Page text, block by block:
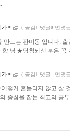
가> ( 공감1 댓글0 먼댓
만드는 판미동 입니다.
향 님 ★당첨되신 분은 꼭
가> ( 공감1 댓글1 먼댓
떻게 흔들리지 않고 살
중심을 잡는 최고의 공